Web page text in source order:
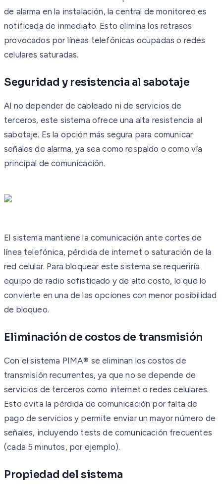
de alarma en la instalación, la central de monitoreo es
notificada de inmediato. Esto elimina los retrasos
provocados por líneas telefónicas ocupadas o redes
celulares saturadas.
Seguridad y resistencia al sabotaje
Al no depender de cableado ni de servicios de
terceros, este sistema ofrece una alta resistencia al
sabotaje. Es la opción más segura para comunicar
señales de alarma, ya sea como respaldo o como vía
principal de comunicación.
El sistema mantiene la comunicación ante cortes de
línea telefónica, pérdida de internet o saturación de la
red celular. Para bloquear este sistema se requeriría
equipo de radio sofisticado y de alto costo, lo que lo
convierte en una de las opciones con menor posibilidad
de bloqueo.
Eliminación de costos de transmisión
Con el sistema PIMA® se eliminan los costos de
transmisión recurrentes, ya que no se depende de
servicios de terceros como internet o redes celulares.
Esto evita la pérdida de comunicación por falta de
pago de servicios y permite enviar un mayor número de
señales, incluyendo tests de comunicación frecuentes
(cada 5 minutos, por ejemplo).
Propiedad del sistema